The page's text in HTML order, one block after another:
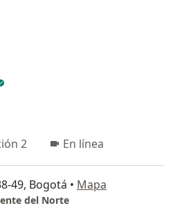
2 En línea
49, Bogotá • Mapa
del Norte